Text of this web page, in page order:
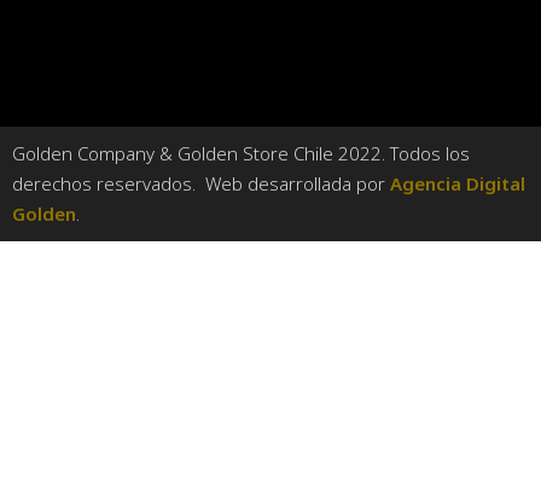
Golden Company & Golden Store Chile 2022. Todos los
derechos reservados. Web desarrollada por Agencia Digital
Golden